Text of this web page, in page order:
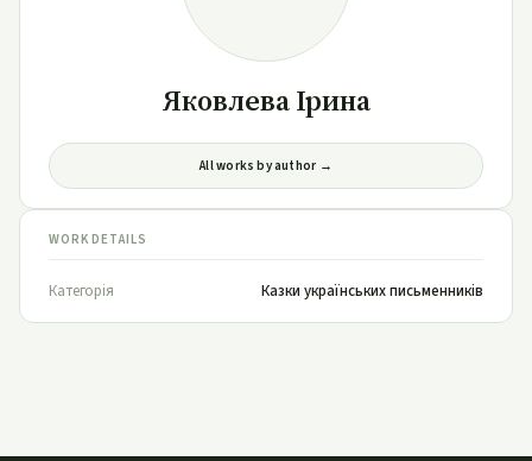
Яковлева Ірина
All works by author →
WORK DETAILS
Категорія Казки українських письменників